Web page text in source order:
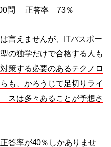
正答率 73％
言えませんが、ITパスポー
の独学だけで合格する人も
策する必要のあるテクノロ
も、かろうじて足切りライ
スは多々あることが予想さ
答率が40％しかありませ